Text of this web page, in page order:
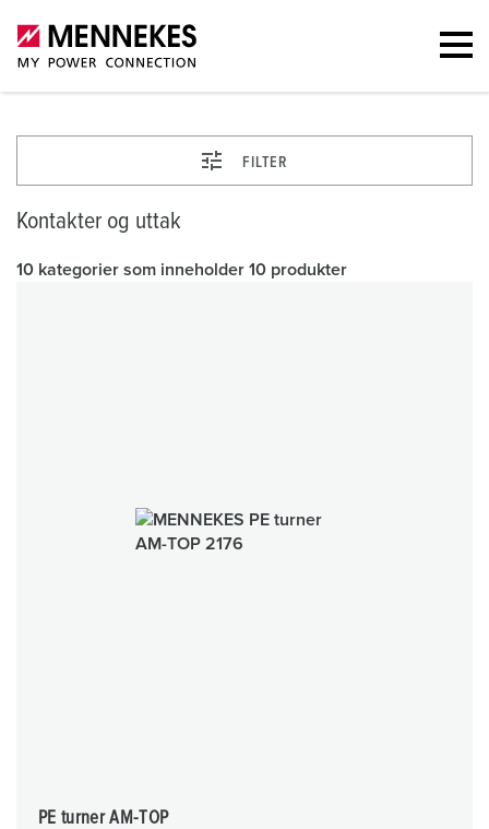
FILTER
Kontakter og uttak
10 kategorier som inneholder 10 produkter
PE turner AM-TOP